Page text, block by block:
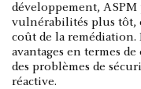
développement, ASPM
vulnérabilités plus tôt,
coût de la remédiation.
avantages en termes
des problèmes de
réactive.